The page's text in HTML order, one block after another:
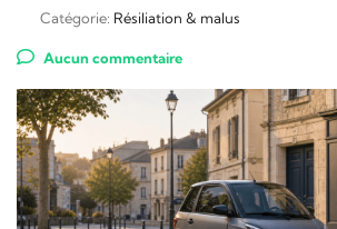
Catégorie: Résiliation & malus
Aucun commentaire